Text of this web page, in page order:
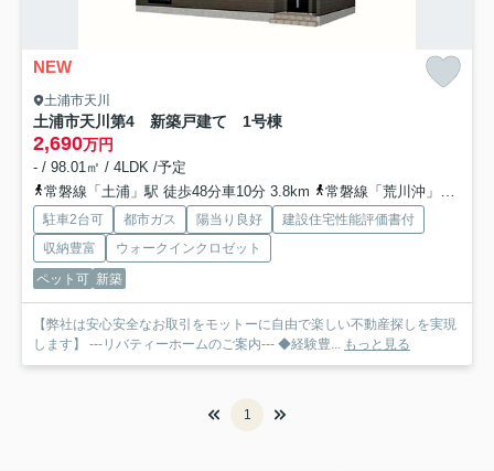
NEW
土浦市天川
土浦市天川第4 新築戸建て 1号棟
2,690万円
- / 98.01㎡ / 4LDK /予定
常磐線「土浦」駅 徒歩48分車10分 3.8km
常磐線「荒川沖」駅 徒歩60分車12分 4.8km
駐車2台可 都市ガス 陽当り良好
建設住宅性能評価書付
収納豊富
ウォークインクロゼット
ペット可 新築
【弊社は安心安全なお取引をモットーに自由で楽しい不動産探しを実現
します】 ---リバティーホームのご案内--- ◆経験豊... もっと見る
1